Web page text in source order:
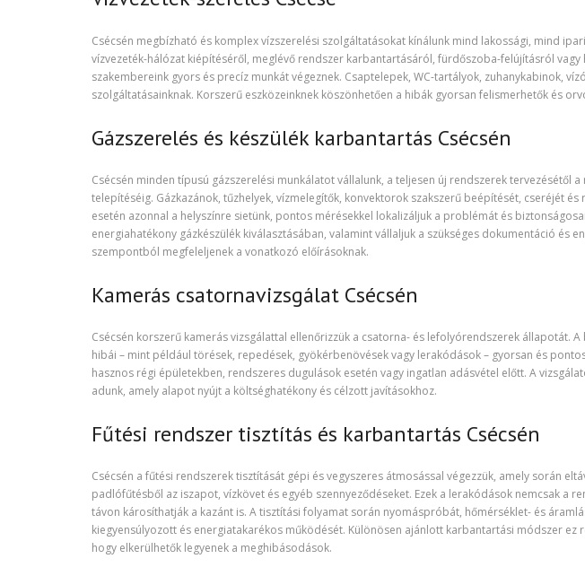
Csécsén megbízható és komplex vízszerelési szolgáltatásokat kínálunk mind lakossági, mind
vízvezeték-hálózat kiépítéséről, meglévő rendszer karbantartásáról, fürdőszoba-felújításról
szakembereink gyors és precíz munkát végeznek. Csaptelepek, WC-tartályok, zuhanykabinok,
szolgáltatásainknak. Korszerű eszközeinknek köszönhetően a hibák gyorsan felismerhetők és
Gázszerelés és készülék karbantartás Csécsén
Csécsén minden típusú gázszerelési munkálatot vállalunk, a teljesen új rendszerek tervezésétől
telepítéséig. Gázkazánok, tűzhelyek, vízmelegítők, konvektorok szakszerű beépítését, cseréjét
esetén azonnal a helyszínre sietünk, pontos mérésekkel lokalizáljuk a problémát és
energiahatékony gázkészülék kiválasztásában, valamint vállaljuk a szükséges dokumentáció és
szempontból megfeleljenek a vonatkozó előírásoknak.
Kamerás csatornavizsgálat Csécsén
Csécsén korszerű kamerás vizsgálattal ellenőrizzük a csatorna- és lefolyórendszerek állapotát.
hibái – mint például törések, repedések, gyökérbenövések vagy lerakódások – gyorsan és
hasznos régi épületekben, rendszeres dugulások esetén vagy ingatlan adásvétel előtt. A
adunk, amely alapot nyújt a költséghatékony és célzott javításokhoz.
Fűtési rendszer tisztítás és karbantartás Csécsén
Csécsén a fűtési rendszerek tisztítását gépi és vegyszeres átmosással végezzük, amely során
padlófűtésből az iszapot, vízkövet és egyéb szennyeződéseket. Ezek a lerakódások nemcsak a
távon károsíthatják a kazánt is. A tisztítási folyamat során nyomáspróbát, hőmérséklet- és
kiegyensúlyozott és energiatakarékos működését. Különösen ajánlott karbantartási módszer ez
hogy elkerülhetők legyenek a meghibásodások.